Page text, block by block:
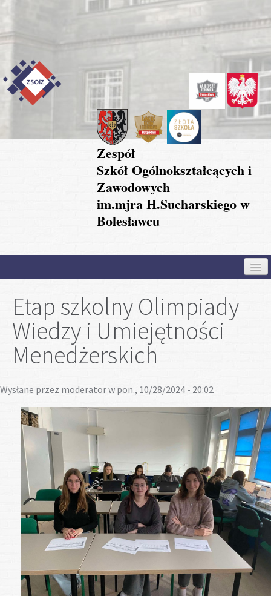
Zespół
Szkół Ogólnokształcących i
Zawodowych
im.mjra H.Sucharskiego w
Bolesławcu
Aktualności
Szkoła
Strefa rodzica
Projekty
Plan lekcji
Gotuj z nami
Etap szkolny Olimpiady
Wiedzy i Umiejętności
Menedżerskich
Wysłane przez moderatorw pon., 10/28/2024 - 20:02